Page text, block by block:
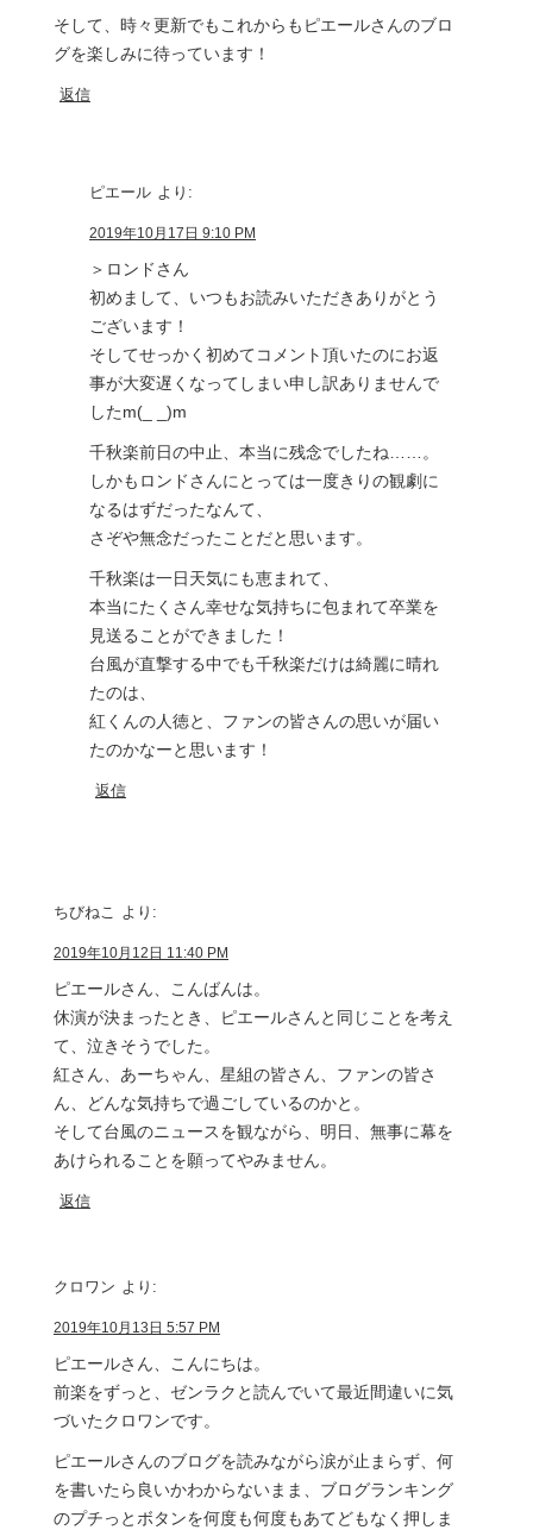
そして、時々更新でもこれからもピエールさんのブロ
グを楽しみに待っています！
返信
ピエール より:
2019年10月17日 9:10 PM
＞ロンドさん
初めまして、いつもお読みいただきありがとう
ございます！
そしてせっかく初めてコメント頂いたのにお返
事が大変遅くなってしまい申し訳ありませんで
したm(_ _)m
千秋楽前日の中止、本当に残念でしたね……。
しかもロンドさんにとっては一度きりの観劇に
なるはずだったなんて、
さぞや無念だったことだと思います。
千秋楽は一日天気にも恵まれて、
本当にたくさん幸せな気持ちに包まれて卒業を
見送ることができました！
台風が直撃する中でも千秋楽だけは綺麗に晴れ
たのは、
紅くんの人徳と、ファンの皆さんの思いが届い
たのかなーと思います！
返信
ちびねこ より:
2019年10月12日 11:40 PM
ピエールさん、こんばんは。
休演が決まったとき、ピエールさんと同じことを考え
て、泣きそうでした。
紅さん、あーちゃん、星組の皆さん、ファンの皆さ
ん、どんな気持ちで過ごしているのかと。
そして台風のニュースを観ながら、明日、無事に幕を
あけられることを願ってやみません。
返信
クロワン より:
2019年10月13日 5:57 PM
ピエールさん、こんにちは。
前楽をずっと、ゼンラクと読んでいて最近間違いに気
づいたクロワンです。
ピエールさんのブログを読みながら涙が止まらず、何
を書いたら良いかわからないまま、ブログランキング
のプチっとボタンを何度も何度もあてどもなく押しま